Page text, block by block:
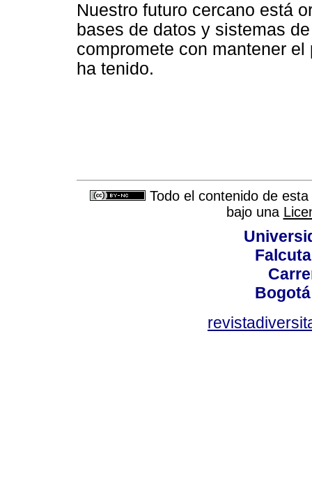
Nuestro futuro cercano está
bases de datos y sistemas
compromete con mantener
ha tenido.
Todo el contenido de
bajo una